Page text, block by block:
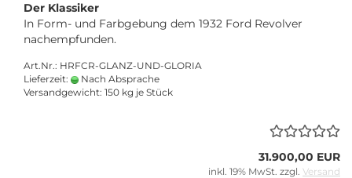
Der Klassiker
In Form- und Farbgebung dem 1932 Ford Revolver
nachempfunden.
Art.Nr.: HRFCR-GLANZ-UND-GLORIA
Lieferzeit:
Nach Absprache
Versandgewicht: 150 kg je Stück
31.900,00 EUR
inkl. 19% MwSt. zzgl. Versand